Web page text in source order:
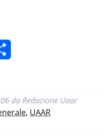
da Redazione Uaar
, UAAR